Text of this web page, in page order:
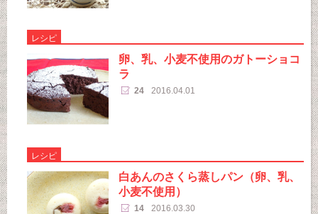
レシピ
卵、乳、小麦不使用のガトーショコ
ラ
24 2016.04.01
レシピ
白あんのさくら蒸しパン（卵、乳、
小麦不使用）
14 2016.03.30